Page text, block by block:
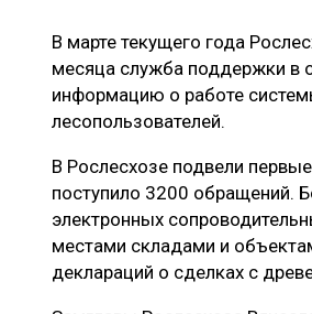
ЛОГИСТИКА
ПРОИЗВОДСТВО ДРЕВЕСНЫХ
ЦБП
ЭКСПЕРТНОЕ МНЕНИЕ
В марте текущего года
месяца служба поддержки в
информацию о работе
лесопользователей.
В Рослесхозе подвели
поступило 3200 обращений.
электронных
местами складами и
деклараций о сделках с